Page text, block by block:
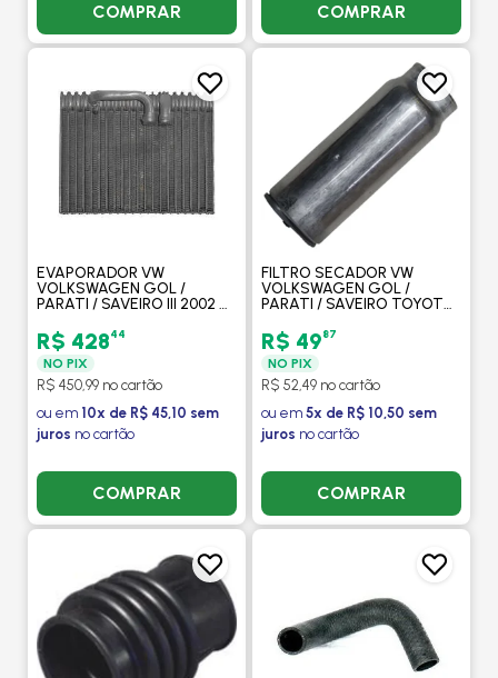
COMPRAR COMPRAR
EVAPORADOR VW
VOLKSWAGEN GOL /
PARATI / SAVEIRO III 2002 >
R$ 42844
NO PIX
R$ 450,99 no cartão
ou em 10x de R$ 45,10 sem
juros no cartão
COMPRAR
FILTRO SECADOR VW
VOLKSWAGEN GOL /
PARATI / SAVEIRO TOYOTA
R$ 4987
NO PIX
R$ 52,49 no cartão
ou em 5x de R$ 10,50 sem
juros no cartão
COMPRAR